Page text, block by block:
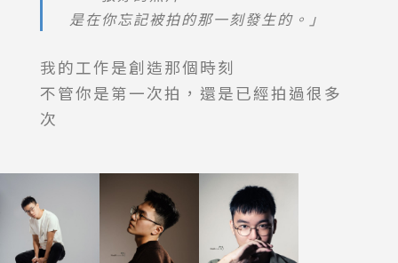
是在你忘記被拍的那一刻發生的。」
我的工作是創造那個時刻
不管你是第一次拍，還是已經拍過很多
次